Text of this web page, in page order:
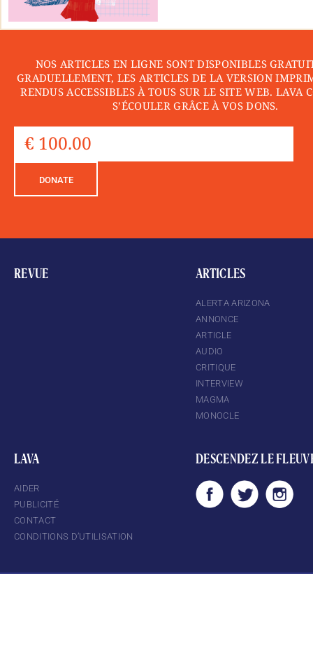
NOS ARTICLES EN LIGNE SONT DISPONIBLES
GRADUELLEMENT, LES ARTICLES DE LA VERSION
RENDUS ACCESSIBLES À TOUS SUR LE SITE WEB. LAVA
S’ÉCOULER GRÂCE À VOS DONS.
DONATE
REVUE ARTICLES
ALERTA ARIZONA
ANNONCE
ARTICLE
AUDIO
CRITIQUE
INTERVIEW
MAGMA
MONOCLE
LAVA
AIDER
PUBLICITÉ
CONTACT
CONDITIONS D’UTILISATION
DESCENDEZ LE